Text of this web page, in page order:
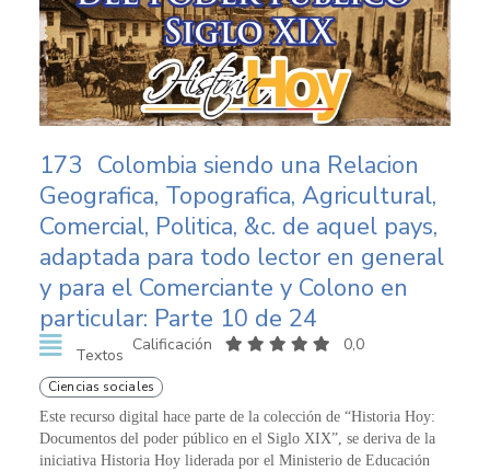
173 Colombia siendo una Relacion
Geografica, Topografica, Agricultural,
Comercial, Politica, &c. de aquel pays,
adaptada para todo lector en general
y para el Comerciante y Colono en
particular: Parte 10 de 24
Textos
Calificación 0,0
Ciencias sociales
Este recurso digital hace parte de la colección de “Historia Hoy:
Documentos del poder público en el Siglo XIX”, se deriva de la
iniciativa Historia Hoy liderada por el Ministerio de Educación